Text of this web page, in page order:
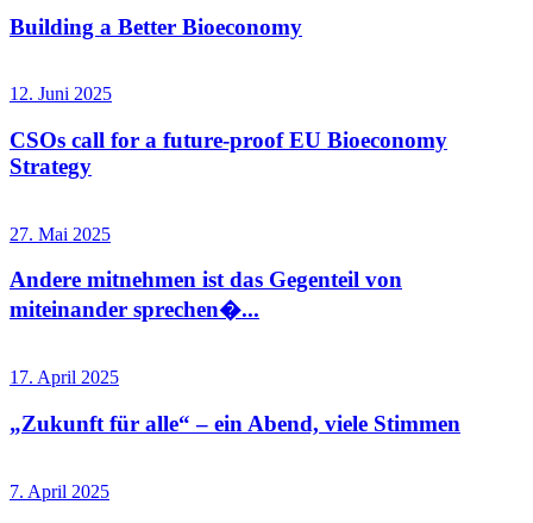
Building a Better Bioeconomy
12. Juni 2025
CSOs call for a future-proof EU Bioeconomy
Strategy
27. Mai 2025
Andere mitnehmen ist das Gegenteil von
miteinander sprechen�...
17. April 2025
„Zukunft für alle“ – ein Abend, viele Stimmen
7. April 2025